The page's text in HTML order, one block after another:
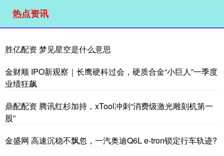
热点资讯
胜亿配资 梦见星空是什么意思
金财顺 IPO新观察｜长鹰硬科过会，硬质合金“小巨人”一季度
业绩狂飙
鼎配配资 腾讯红杉加持，xTool冲刺“消费级激光雕刻机第一
股”
金盛网 高速沉稳不飘忽，一汽奥迪Q6L e-tron锁定行车轨迹?